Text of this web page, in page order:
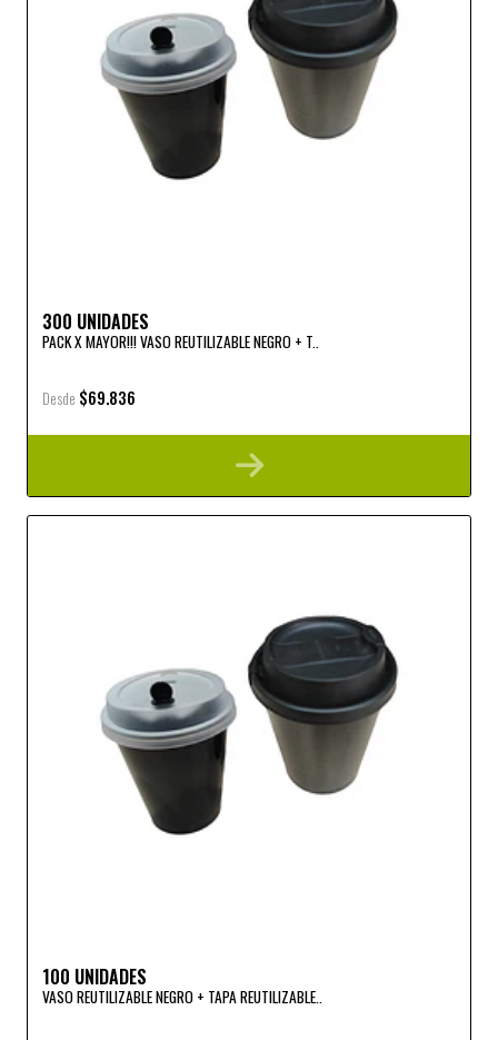
300 UNIDADES
PACK X MAYOR!!! VASO REUTILIZABLE NEGRO + T..
Desde $69.836
100 UNIDADES
VASO REUTILIZABLE NEGRO + TAPA REUTILIZABLE..